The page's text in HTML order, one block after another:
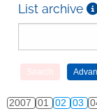
List archive
2007 01 02 03